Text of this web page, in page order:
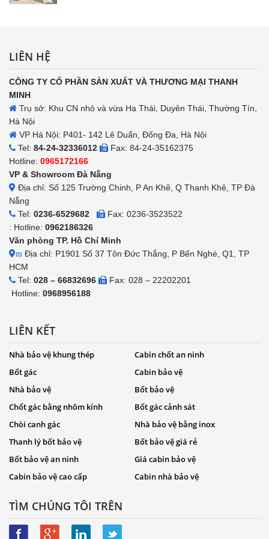
LIÊN HỆ
CÔNG TY CỔ PHẦN SẢN XUẤT VÀ THƯƠNG MẠI THANH
MINH
Trụ sở: Khu CN nhỏ và vừa Hạ Thái, Duyên Thái, Thường Tín,
Hà Nội
VP Hà Nội: P401- 142 Lê Duẩn, Đống Đa, Hà Nội
Tel: 84-24-32336012
Fax: 84-24-35162375
Hotline: 0965172166
VP & Showroom Đà Nẵng
Địa chỉ: Số 125 Trường Chinh, P An Khê, Q Thanh Khê, TP Đà
Nẵng
Tel: 0236-6529682
Fax: 0236-3523522
: Hotline: 0962186326
Văn phòng TP. Hồ Chí Minh
m Địa chỉ: P1901 Số 37 Tôn Đức Thắng, P Bến Nghé, Q1, TP
HCM
Tel: 028 – 66832696
Fax: 028 – 22202201
Hotline: 0968956188
LIÊN KẾT
Nhà bảo vệ khung thép
Cabin chốt an ninh
Bốt gác
Cabin bảo vệ
Nhà bảo vệ
Bốt bảo vệ
Chốt gác bằng nhôm kính
Bốt gác cảnh sát
Chòi canh gác
Nhà bảo vệ bằng inox
Thanh lý bốt bảo vệ
Bốt bảo vệ giá rẻ
Bốt bảo vệ an ninh
Giá cabin bảo vệ
Cabin bảo vệ cao cấp
Cabin nhà bảo vệ
TÌM CHÚNG TÔI TRÊN